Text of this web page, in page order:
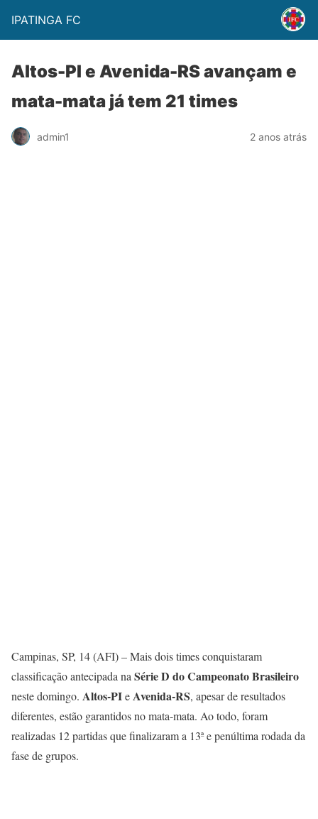
IPATINGA FC
Altos-PI e Avenida-RS avançam e
mata-mata já tem 21 times
admin1 2 anos atrás
Campinas, SP, 14 (AFI) – Mais dois times conquistaram
classificação antecipada na Série D do Campeonato Brasileiro
neste domingo. Altos-PIeAvenida-RS, apesar de resultados
diferentes, estão garantidos no mata-mata. Ao todo, foram
realizadas 12 partidas que finalizaram a 13ª e penúltima rodada da
fase de grupos.